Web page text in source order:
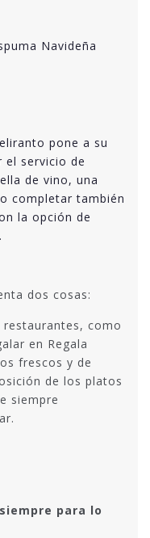
Navideña
pone a su
el servicio de
de vino, una
completar también
la opción de
dos cosas:
restaurantes, como
en Regala
frescos y de
de los platos
siempre
para lo